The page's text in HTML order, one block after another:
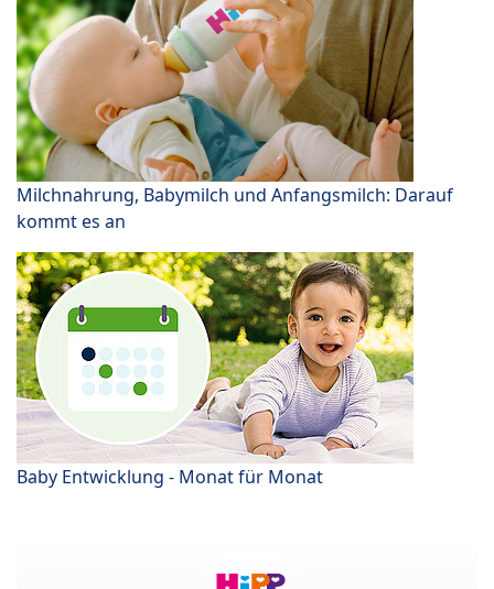
Milchnahrung, Babymilch und Anfangsmilch: Darauf
kommt es an
Baby Entwicklung - Monat für Monat